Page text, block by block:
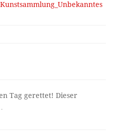
Tag gerettet! Dieser